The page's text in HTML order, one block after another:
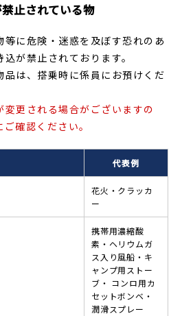
止されている物
に危険・迷惑を及ぼす恐れのあ
が禁止されております。
は、搭乗時に係員にお預けくだ
更される場合がございますの
確認ください。
代表例
花火・クラッカ
ー
携帯用濃縮酸
素・ヘリウムガ
ス入り風船・キ
ャンプ用ストー
ブ・ コンロ用カ
セットボンベ・
潤滑スプレー